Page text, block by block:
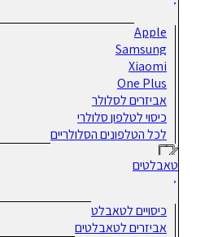
Apple
Samsung
Xiaomi
One Plus
אביזרים לסלולר
כיסוי לטלפון סלולרי
לכל הטלפונים הסלולריים
טאבלטים
כיסויים לטאבלט
אביזרים לטאבלטים